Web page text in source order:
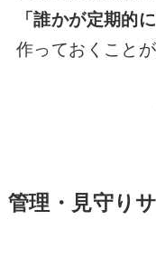
「誰かが定期的
作っておくことが
管理・見守り